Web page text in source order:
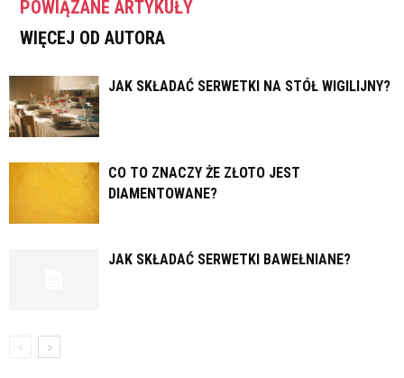
POWIĄZANE ARTYKUŁY
WIĘCEJ OD AUTORA
JAK SKŁADAĆ SERWETKI NA STÓŁ WIGILIJNY?
CO TO ZNACZY ŻE ZŁOTO JEST
DIAMENTOWANE?
JAK SKŁADAĆ SERWETKI BAWEŁNIANE?